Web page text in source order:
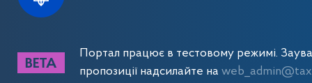
Портал працює в тестовому режимі.
пропозиції надсилайте на